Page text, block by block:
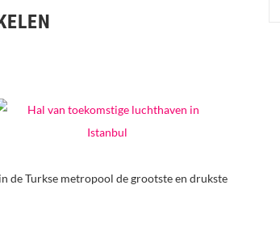
de Turkse metropool de grootste en drukste